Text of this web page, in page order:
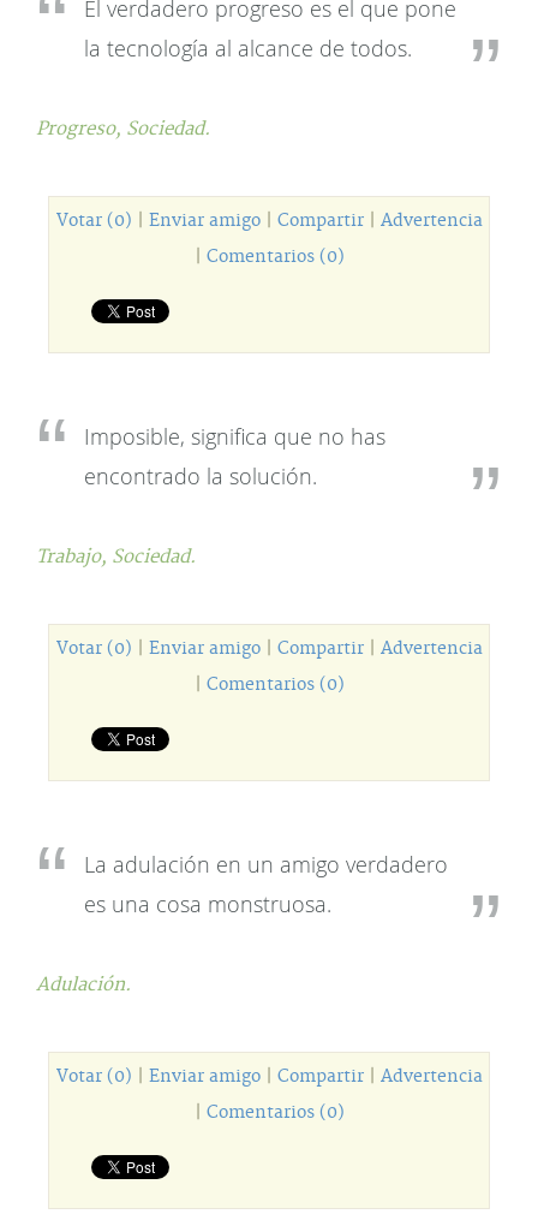
El verdadero progreso es el que pone
la tecnología al alcance de todos.
Progreso, Sociedad.
Votar (0) Enviar amigo| Compartir| Advertencia
Comentarios (0)
Imposible, significa que no has
encontrado la solución.
Trabajo, Sociedad.
Votar (0) Enviar amigo| Compartir| Advertencia
Comentarios (0)
La adulación en un amigo verdadero
es una cosa monstruosa.
Adulación.
Votar (0) Enviar amigo| Compartir| Advertencia
Comentarios (0)